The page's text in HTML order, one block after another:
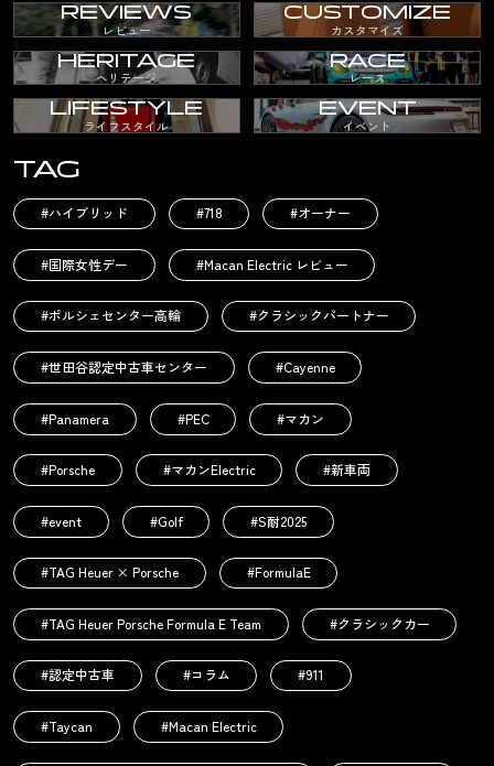
REVIEWS
レビュー
CUSTOMIZE
カスタマイズ
HERITAGE
ヘリテージ
RACE
レース
LIFESTYLE
ライフスタイル
EVENT
イベント
TAG
#ハイブリッド #718 #オーナー
#国際女性デー #Macan Electric レビュー
#ポルシェセンター高輪 #クラシックパートナー
#世田谷認定中古車センター #Cayenne
#Panamera #PEC #マカン
#Porsche #マカンElectric #新車両
#event #Golf #S耐2025
#TAG Heuer × Porsche #FormulaE
#TAG Heuer Porsche Formula E Team #クラシックカー
#認定中古車 #コラム #911
#Taycan #Macan Electric